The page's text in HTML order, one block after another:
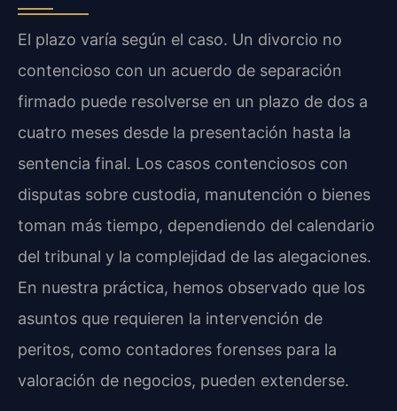
El plazo varía según el caso. Un divorcio no
contencioso con un acuerdo de separación
firmado puede resolverse en un plazo de dos a
cuatro meses desde la presentación hasta la
sentencia final. Los casos contenciosos con
disputas sobre custodia, manutención o bienes
toman más tiempo, dependiendo del calendario
del tribunal y la complejidad de las alegaciones.
En nuestra práctica, hemos observado que los
asuntos que requieren la intervención de
peritos, como contadores forenses para la
valoración de negocios, pueden extenderse.